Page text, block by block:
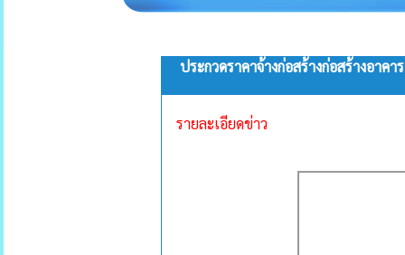
ประกวดราคาจ้างก่อสร้างก่อสร้างอา
รายละเอียดข่าว